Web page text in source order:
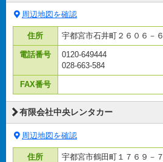
周辺地図を確認
住所 宇都宮市石井町２６０６－６
電話番号
0120-649444
028-663-584
FAX番号
有限会社中央レンタカー
周辺地図を確認
住所 宇都宮市鶴田町１７６９－７